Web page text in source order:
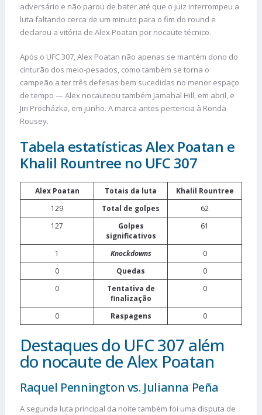
adversário e não parou de bater até que o juiz interrompeu a
luta faltando cerca de um minuto para o fim do round e
declarou a vitória de Alex Poatan por nocaute técnico.
Após o UFC 307, Alex Poatan não apenas se mantém dono do
cinturão dos meio-pesados, como também se torna o
campeão a ter três defesas bem sucedidas no menor espaço
de tempo — Alex nocauteou também Jamahal Hill, em abril, e
Jiri Procházka, em junho. A marca antes pertencia à Ronda
Rousey.
Tabela estatísticas Alex Poatan e
Khalil Rountree no UFC 307
Alex Poatan Totais da luta
Khalil Rountree
129
Total de golpes
62
127
Golpes
significativos
61
1 Knockdowns
0
0
Quedas
0
0
Tentativa de
finalização
0
0 Raspagens 0
Destaques do UFC 307 além
do nocaute de Alex Poatan
Raquel Pennington vs. Julianna Peña
A segunda luta principal da noite também foi uma disputa de